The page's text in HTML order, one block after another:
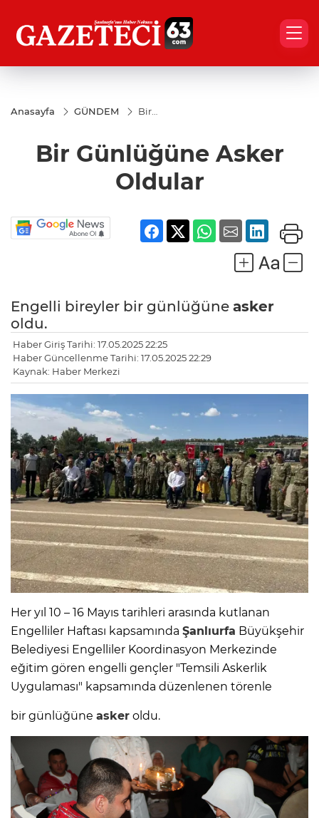
Anasayfa GÜNDEM
Bir
Oldular
Bir Günlüğüne Asker
Oldular
Engelli bireyler bir günlüğüne asker
oldu.
Haber Giriş Tarihi: 17.05.2025 22:25
Haber Güncellenme Tarihi: 17.05.2025 22:29
Kaynak: Haber Merkezi
Her yıl 10 – 16 Mayıs tarihleri arasında kutlanan
Engelliler Haftası kapsamında Şanlıurfa Büyükşehir
Belediyesi Engelliler Koordinasyon Merkezinde
eğitim gören engelli gençler "Temsili Askerlik
Uygulaması" kapsamında düzenlenen törenle
bir günlüğüne asker oldu.